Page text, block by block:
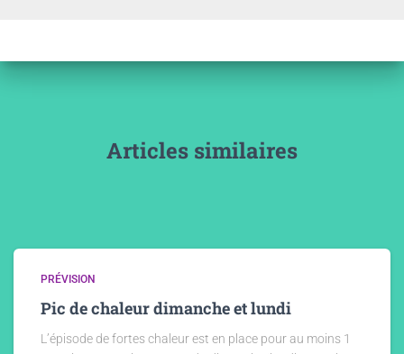
Articles similaires
PRÉVISION
Pic de chaleur dimanche et lundi
L’épisode de fortes chaleur est en place pour au moins 1